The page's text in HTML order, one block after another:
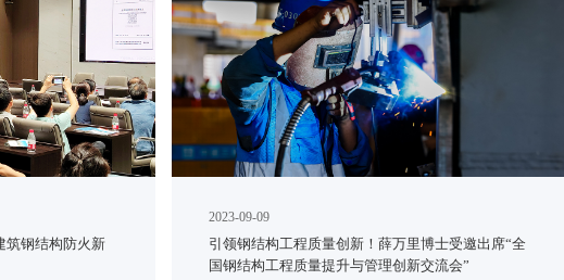
筑钢结构防火新
2023-09-09
引领钢结构工程质量创新！薛万里博士受邀出席“全
国钢结构工程质量提升与管理创新交流会”